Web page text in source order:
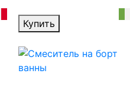
Купить